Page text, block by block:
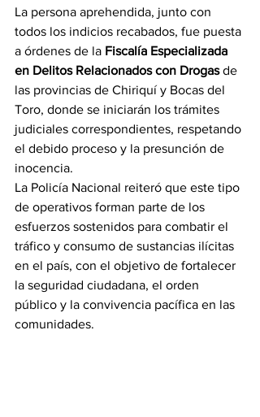
La persona aprehendida, junto con
todos los indicios recabados, fue puesta
a órdenes de la Fiscalía Especializada
en Delitos Relacionados con Drogas de
las provincias de Chiriquí y Bocas del
Toro, donde se iniciarán los trámites
judiciales correspondientes, respetando
el debido proceso y la presunción de
inocencia.
La Policía Nacional reiteró que este tipo
de operativos forman parte de los
esfuerzos sostenidos para combatir el
tráfico y consumo de sustancias ilícitas
en el país, con el objetivo de fortalecer
la seguridad ciudadana, el orden
público y la convivencia pacífica en las
comunidades.